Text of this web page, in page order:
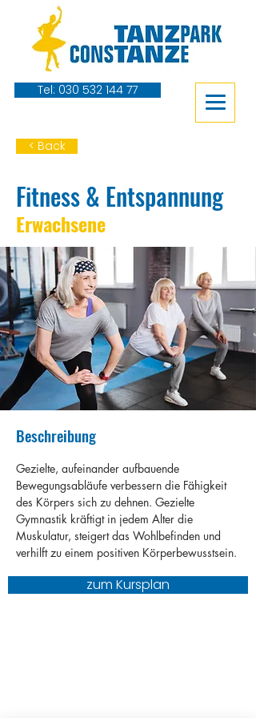
Tel: 030 532 144 77
< Back
Fitness & Entspannung
Erwachsene
Beschreibung
Gezielte, aufeinander aufbauende
Bewegungsabläufe verbessern die Fähigkeit
des Körpers sich zu dehnen. Gezielte
Gymnastik kräftigt in jedem Alter die
Muskulatur, steigert das Wohlbefinden und
verhilft zu einem positiven Körperbewusstsein.
zum Kursplan